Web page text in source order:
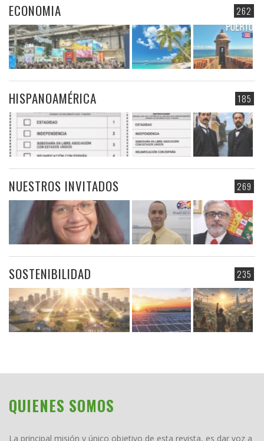
262
ECONOMIA
185
HISPANOAMÉRICA
269
NUESTROS INVITADOS
235
SOSTENIBILIDAD
QUIENES SOMOS
La principal misión y único objetivo de esta revista, es dar voz a